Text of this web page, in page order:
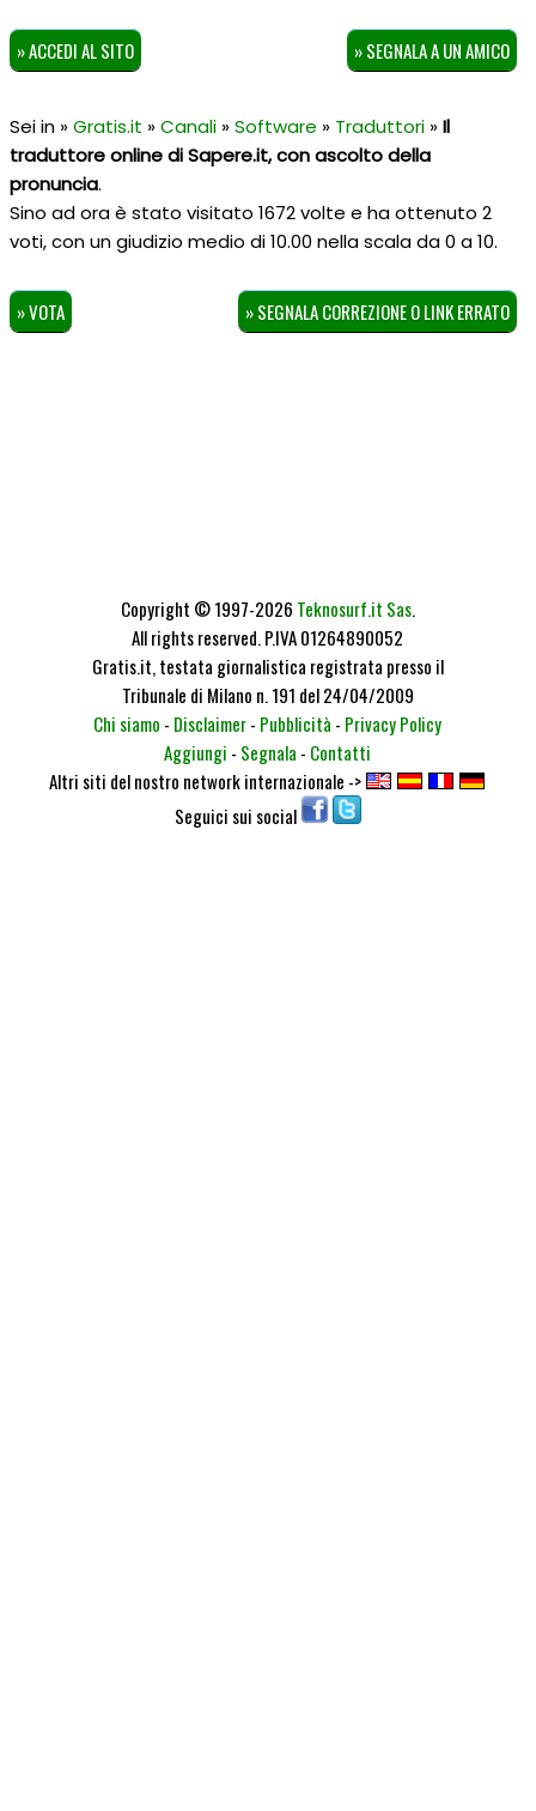
» ACCEDI AL SITO » SEGNALA A UN AMICO
Sei in »Gratis.it »Canali»Software » Traduttori»Il
traduttore online di Sapere.it, con ascolto della
pronuncia.
Sino ad ora è stato visitato 1672 volte e ha ottenuto 2
voti, con un giudizio medio di10.00 nella scala da0 a10.
» VOTA » SEGNALA CORREZIONE O LINK ERRATO
Copyright © 1997-2026 Teknosurf.it Sas.
All rights reserved. P.IVA 01264890052
Gratis.it, testata giornalistica registrata presso il
Tribunale di Milano n. 191 del 24/04/2009
Chi siamo - Disclaimer- Pubblicità - Privacy Policy
Aggiungi - Segnala - Contatti
Altri siti del nostro network internazionale ->
Seguici sui social